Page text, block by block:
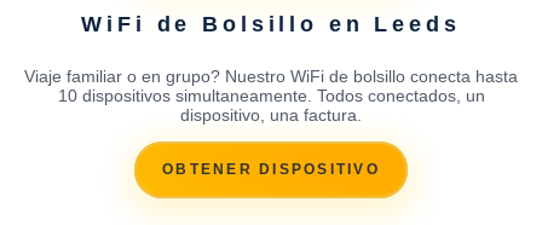
WiFi de Bolsillo en Leeds
Viaje familiar o en grupo? Nuestro WiFi de bolsillo conecta hasta
10 dispositivos simultaneamente. Todos conectados, un
dispositivo, una factura.
OBTENER DISPOSITIVO